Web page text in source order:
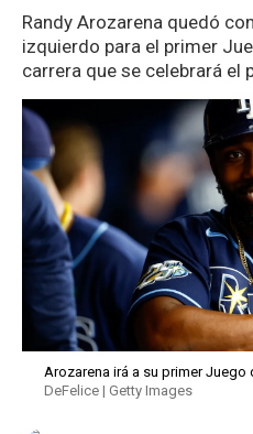
Randy Arozarena quedó
izquierdo para el primer
carrera que se celebrará el
Arozarena irá a su primer Juego
DeFelice | Getty Images